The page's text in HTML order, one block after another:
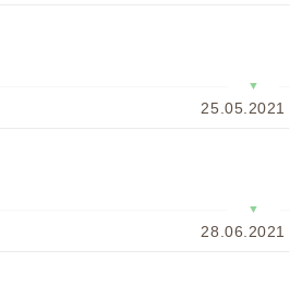
▼
25.05.2021
▼
28.06.2021